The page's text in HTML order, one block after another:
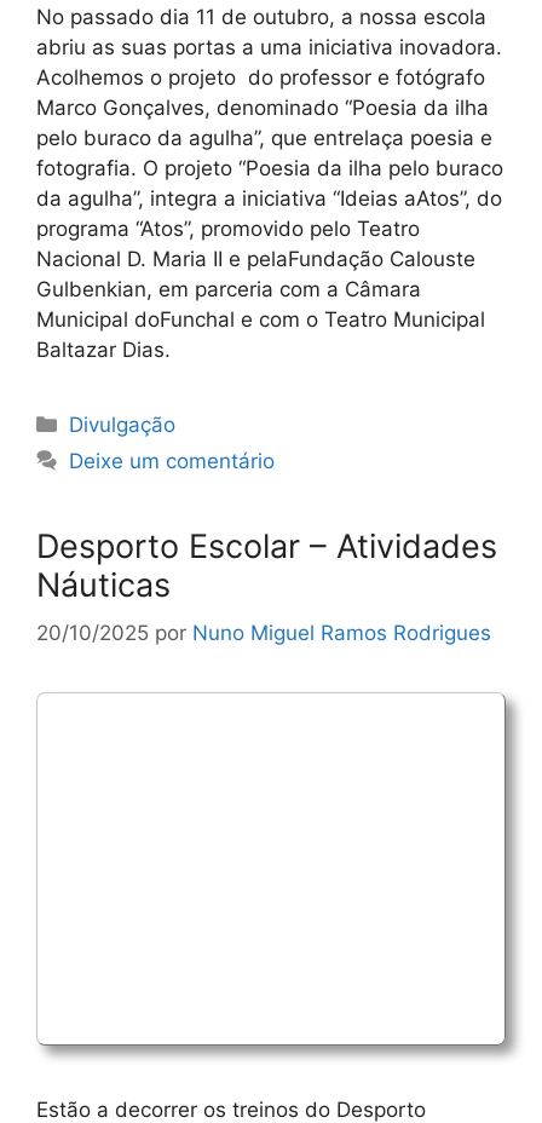
No passado dia 11 de outubro, a nossa escola
abriu as suas portas a uma iniciativa inovadora.
Acolhemos o projeto do professor e fotógrafo
Marco Gonçalves, denominado “Poesia da ilha
pelo buraco da agulha”, que entrelaça poesia e
fotografia. O projeto “Poesia da ilha pelo buraco
da agulha”, integra a iniciativa “Ideias aAtos”, do
programa “Atos”, promovido pelo Teatro
Nacional D. Maria II e pelaFundação Calouste
Gulbenkian, em parceria com a Câmara
Municipal doFunchal e com o Teatro Municipal
Baltazar Dias.
Categorias
Divulgação
Deixe um comentário
Desporto Escolar – Atividades
Náuticas
20/10/2025 por Nuno Miguel Ramos Rodrigues
Estão a decorrer os treinos do Desporto